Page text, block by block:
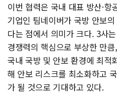
이번 협력은 국내 대표 방산·
기업인 팀네이버가 국방 안보
다는 점에서 의미가 크다. 3사
경쟁력의 핵심으로 부상한 만
국내 국방 및 안보 환경에 최적
해 안보 리스크를 최소화하고
가 될 것으로 기대하고 있다.